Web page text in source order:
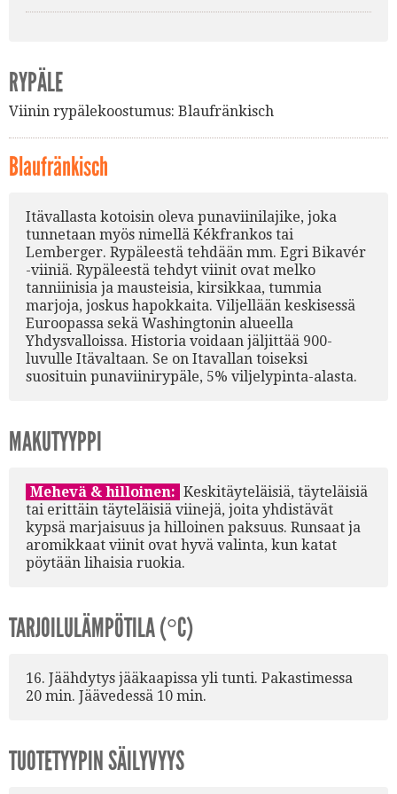
RYPÄLE
Viinin rypälekoostumus: Blaufränkisch
Blaufränkisch
Itävallasta kotoisin oleva punaviinilajike, joka
tunnetaan myös nimellä Kékfrankos tai
Lemberger. Rypäleestä tehdään mm. Egri Bikavér
-viiniä. Rypäleestä tehdyt viinit ovat melko
tanniinisia ja mausteisia, kirsikkaa, tummia
marjoja, joskus hapokkaita. Viljellään keskisessä
Euroopassa sekä Washingtonin alueella
Yhdysvalloissa. Historia voidaan jäljittää 900-
luvulle Itävaltaan. Se on Itavallan toiseksi
suosituin punaviinirypäle, 5% viljelypinta-alasta.
MAKUTYYPPI
Mehevä & hilloinen: Keskitäyteläisiä, täyteläisiä
tai erittäin täyteläisiä viinejä, joita yhdistävät
kypsä marjaisuus ja hilloinen paksuus. Runsaat ja
aromikkaat viinit ovat hyvä valinta, kun katat
pöytään lihaisia ruokia.
TARJOILULÄMPÖTILA (°C)
16. Jäähdytys jääkaapissa yli tunti. Pakastimessa
20 min. Jäävedessä 10 min.
TUOTETYYPIN SÄILYVYYS